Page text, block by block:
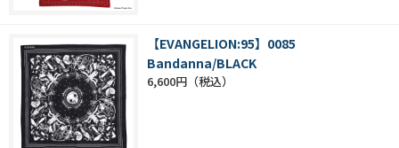
【EVANGELION:95】0085
Bandanna/BLACK
6,600円